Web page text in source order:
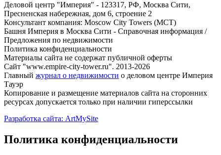
Деловой центр "Империя" - 123317, РФ, Москва Сити,
Пресненская набережная, дом 6, строение 2
Консультант компания: Moscow City Towers (МСТ)
Башня Империя в Москва Сити - Справочная информация /
Предложения по недвижимости
Политика конфиденциальности
Материалы сайта не содержат публичной оферты
Сайт "www.empire-city-tower.ru". 2013-2026
Главный журнал о недвижимости о деловом центре Империя
Тауэр
Копирование и размещение материалов сайта на сторонних
ресурсах допускается только при наличии гиперссылки
Разработка сайта: ArtMySite
Политика конфиденциальности